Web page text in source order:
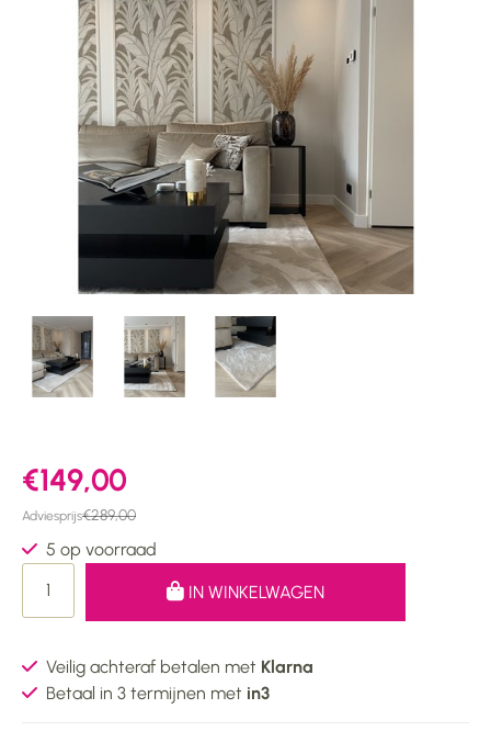
€149,00
Adviesprijs€289,00
5 op voorraad
IN WINKELWAGEN
Veilig achteraf betalen met Klarna
Betaal in 3 termijnen met in3